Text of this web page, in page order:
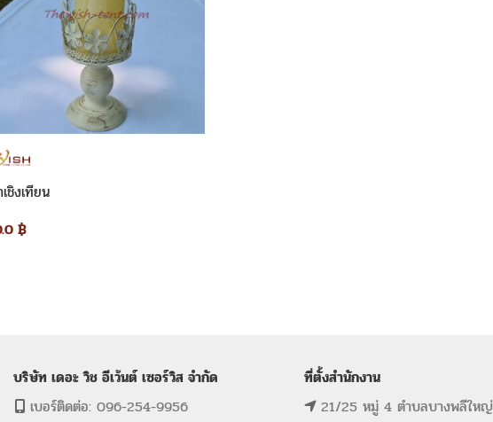
เชิงเทียน
฿
บริษัท เดอะ วิช อีเว้นต์ เซอร์วิส จำกัด
เบอร์ติดต่อ: 096-254-9956
ที่ตั้งสำนักงาน
21/25 หมู่ 4 ตำบลบางพลีใหญ่